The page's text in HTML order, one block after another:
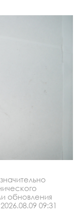
обновления
09:31